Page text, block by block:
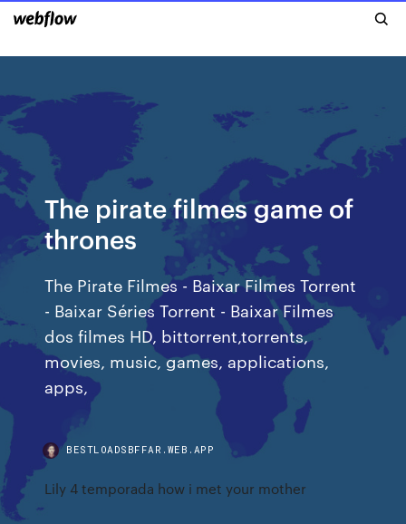
The pirate filmes game of
thrones
The Pirate Filmes - Baixar Filmes Torrent
- Baixar Séries Torrent - Baixar Filmes
dos filmes HD, bittorrent,torrents,
movies, music, games, applications,
apps,
BESTLOADSBFFAR.WEB.APP
Lily 4 temporada how i met your mother